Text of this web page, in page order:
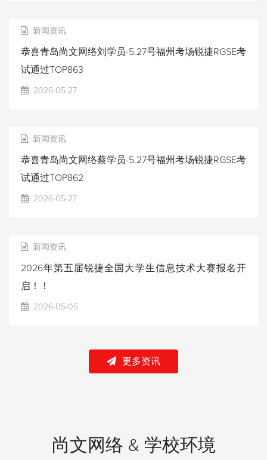
新闻资讯
恭喜青岛尚文网络刘学员-5.27号福州考场锐捷RGSE考
试通过TOP863
2026-05-27
新闻资讯
恭喜青岛尚文网络蔡学员-5.27号福州考场锐捷RGSE考
试通过TOP862
2026-05-27
新闻资讯
2026年第五届锐捷全国大学生信息技术大赛报名开
启！！
2026-05-05
更多资讯
尚文网络 & 学校环境